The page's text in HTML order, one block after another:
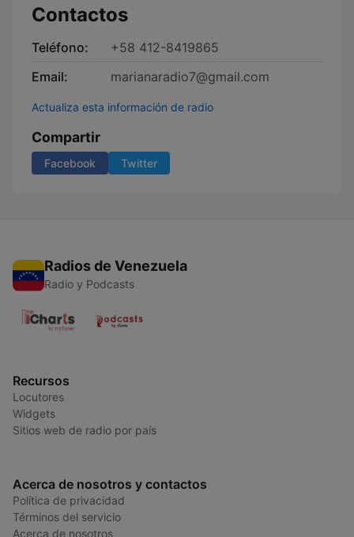
Contactos
Teléfono:
+58 412-8419865
Email:
marianaradio7@gmail.com
Actualiza esta información de radio
Compartir
Facebook Twitter
Radios de Venezuela
Radio y Podcasts
Recursos
Locutores
Widgets
Sitios web de radio por país
Acerca de nosotros y contactos
Política de privacidad
Términos del servicio
Acerca de nosotros